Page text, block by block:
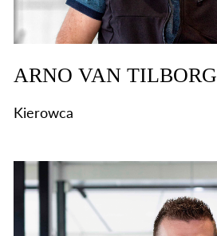
ARNO VAN TILBORG
Kierowca